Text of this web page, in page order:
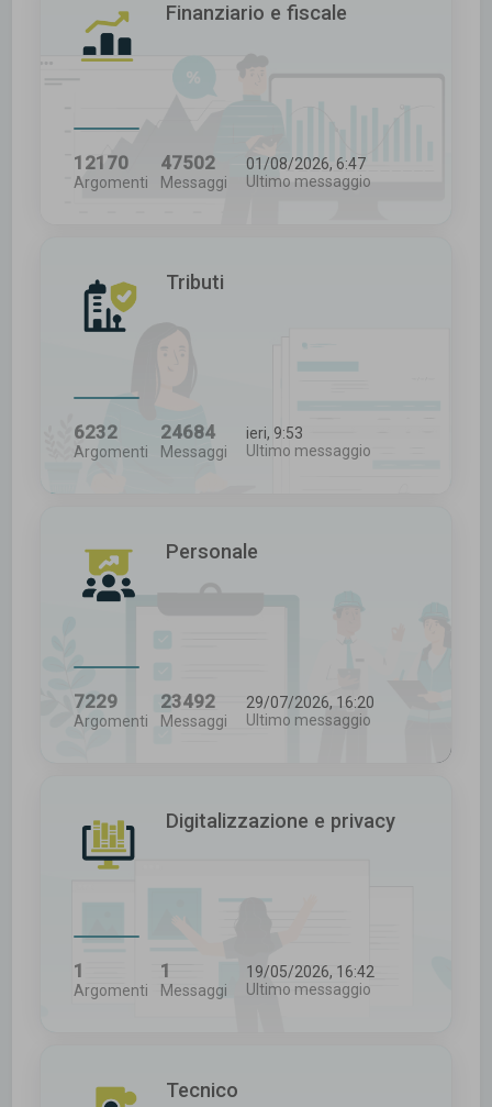
Finanziario e fiscale
12170
Argomenti
47502
Messaggi
01/08/2026, 6:47
Ultimo messaggio
Tributi
6232
Argomenti
24684
Messaggi
ieri, 9:53
Ultimo messaggio
Personale
7229
Argomenti
23492
Messaggi
29/07/2026, 16:20
Ultimo messaggio
Digitalizzazione e privacy
1
Argomenti
1
Messaggi
19/05/2026, 16:42
Ultimo messaggio
Tecnico